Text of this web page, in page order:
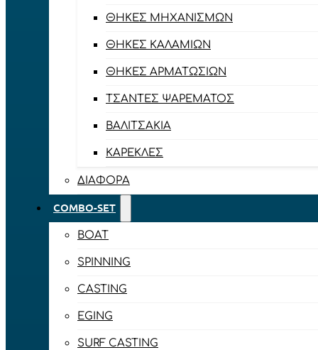
ΘΉΚΕΣ ΜΗΧΑΝΙΣΜΏΝ
ΘΉΚΕΣ ΚΑΛΑΜΙΏΝ
ΘΉΚΕΣ ΑΡΜΑΤΩΣΙΏΝ
ΤΣΆΝΤΕΣ ΨΑΡΈΜΑΤΟΣ
ΒΑΛΙΤΣΆΚΙΑ
ΚΑΡΈΚΛΕΣ
ΔΙΆΦΟΡΑ
COMBO-SET
BOAT
SPINNING
CASTING
EGING
SURF CASTING